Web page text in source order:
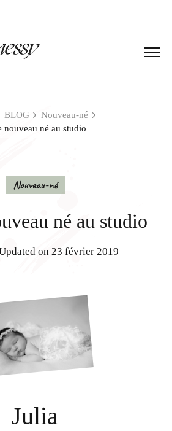
BLOG
Nouveau-né
nouveau né au studio
Nouveau-né
né au studio
on 23 février 2019
Julia